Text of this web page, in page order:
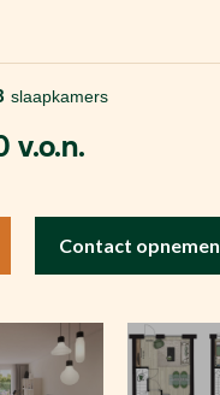
slaapkamers
v.o.n.
Contact opnemen